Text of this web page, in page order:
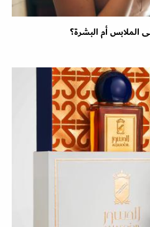
الملابس أم البشرة؟